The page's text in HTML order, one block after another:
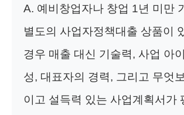
A. 예비창업자나 창업 1년 미만
별도의 사업자정책대출 상품이
경우 매출 대신 기술력, 사업 아
성, 대표자의 경력, 그리고 무엇
이고 설득력 있는 사업계획서가